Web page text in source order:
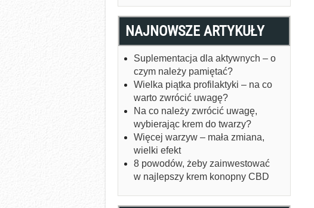
NAJNOWSZE ARTYKUŁY
Suplementacja dla aktywnych – o
czym należy pamiętać?
Wielka piątka profilaktyki – na co
warto zwrócić uwagę?
Na co należy zwrócić uwagę,
wybierając krem do twarzy?
Więcej warzyw – mała zmiana,
wielki efekt
8 powodów, żeby zainwestować
w najlepszy krem konopny CBD